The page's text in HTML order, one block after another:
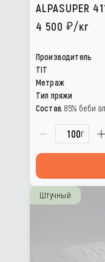
ALPASUPER
4 500
/кг
Производитель
TIT
Метраж
Тип пряжи
Состав 85% беби
г
Штучный